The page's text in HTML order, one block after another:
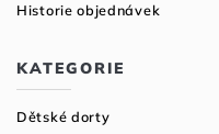
Historie objednávek
KATEGORIE
Dětské dorty